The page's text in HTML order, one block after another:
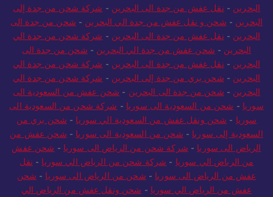
البحرين - نقل عفش من جدة الى البحرين - شركة شحن من جدة إلى
البحرين - شحن و نقل عفش من جدة الي البحرين - شحن من جدة الى
البحرين - نقل عفش من جدة الى البحرين - شركة شحن من جدة الي
البحرين - شحن عفش من جدة الي البحرين - شحن من جدة الى
البحرين - نقل عفش من جدة الى البحرين - شركة شحن من جدة الي
البحرين - شحن بري من جدة إلى البحرين - شركة شحن من جدة الي
البحرين - شحن من جدة الى البحرين - شحن عفش من السعودية الى
سوريا - شحن من السعودية الى سوريا - شركة شحن من السعودية الى
سوريا - شحن ونقل عفش من السعودية الي سوريا - شحن بري من
السعودية إلى سوريا - شحن من السعودية الى سوريا - شحن عفش من
الرياض الى سوريا - شركة شحن من الرياض الى سوريا - شحن عفش
من الرياض الي سوريا - شركة شحن من الرياض الي سوريا - نقل
عفش من الرياض الى سوريا - شحن من الرياض الى سوريا - شحن
عفش من الرياض الي سوريا - شحن ونقل عفش من الرياض الي